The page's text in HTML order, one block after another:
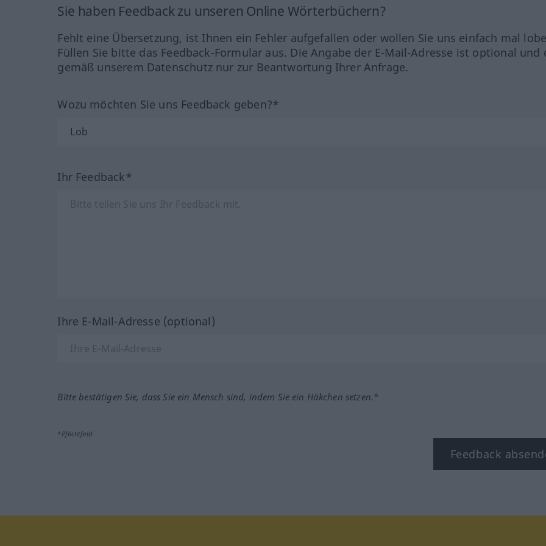
Sie haben Feedback zu unseren Online Wörterbüchern?
Fehlt eine Übersetzung, ist Ihnen ein Fehler aufgefallen oder wollen Sie uns einfach mal
Füllen Sie bitte das Feedback-Formular aus. Die Angabe der E-Mail-Adresse ist optional und
gemäß unserem Datenschutz nur zur Beantwortung Ihrer Anfrage.
Wozu möchten Sie uns Feedback geben?*
Ihr Feedback*
Ihre E-Mail-Adresse (optional)
Bitte bestätigen Sie, dass Sie ein Mensch sind, indem Sie ein Häkchen setzen.*
*Pflichtfeld
Feedback